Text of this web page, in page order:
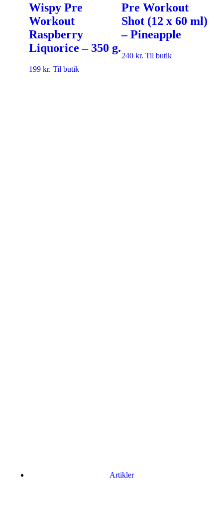
Wispy Pre
Workout
Raspberry
Liquorice – 350 g.
199 kr. Til butik
Pre Workout
Shot (12 x 60 ml)
– Pineapple
240 kr. Til butik
Artikler